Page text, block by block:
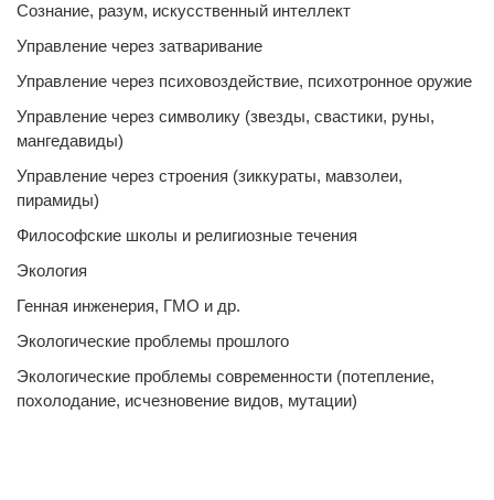
Сознание, разум, искусственный интеллект
Управление через затваривание
Управление через психовоздействие, психотронное оружие
Управление через символику (звезды, свастики, руны,
мангедавиды)
Управление через строения (зиккураты, мавзолеи,
пирамиды)
Философские школы и религиозные течения
Экология
Генная инженерия, ГМО и др.
Экологические проблемы прошлого
Экологические проблемы современности (потепление,
похолодание, исчезновение видов, мутации)